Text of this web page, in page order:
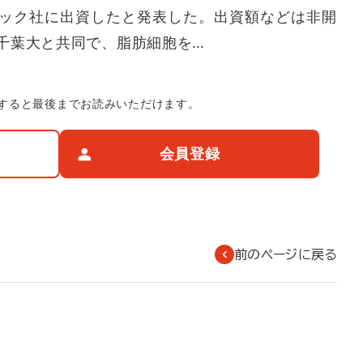
ク社に出資したと発表した。出資額などは非開
大と共同で、脂肪細胞を…
ると最後までお読みいただけます。
会員登録
前のページに戻る